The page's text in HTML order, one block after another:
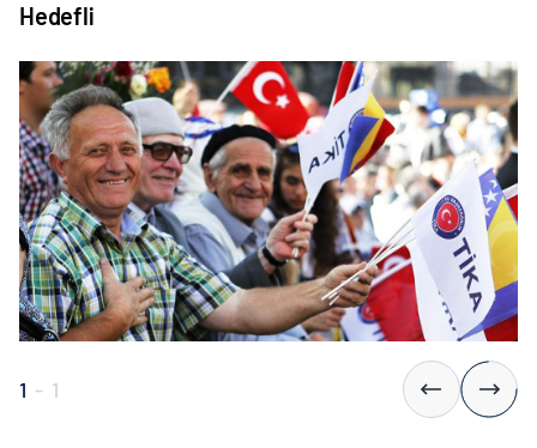
Hedefli
1 - 1